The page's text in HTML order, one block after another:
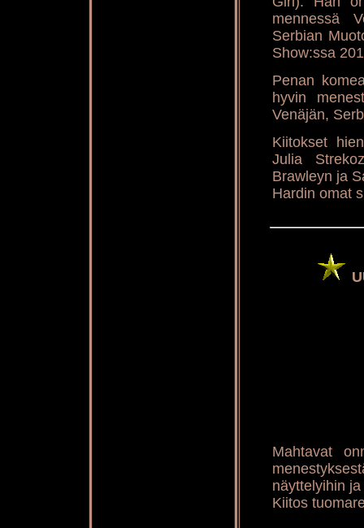
mennessä
Serbian
Show:ssa
Penan
hyvin
Venäjän,
Kiitokset
Julia
Brawleyn ja
Hardin omat
Mahtavat
näyttelyihin
Kiitos